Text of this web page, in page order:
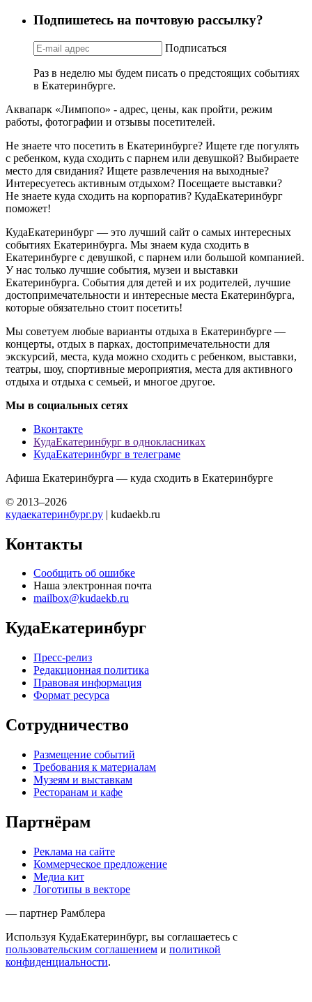
Подпишетесь на почтовую рассылку?
Подписаться
Раз в неделю мы будем писать о предстоящих событиях
в Екатеринбурге.
Аквапарк «Лимпопо» - адрес, цены, как пройти, режим
работы, фотографии и отзывы посетителей.
Не знаете что посетить в Екатеринбурге? Ищете где погулять
с ребенком, куда сходить с парнем или девушкой? Выбираете
место для свидания? Ищете развлечения на выходные?
Интересуетесь активным отдыхом? Посещаете выставки?
Не знаете куда сходить на корпоратив? КудаЕкатеринбург
поможет!
КудаЕкатеринбург — это лучший сайт о самых интересных
событиях Екатеринбурга. Мы знаем куда сходить в
Екатеринбурге с девушкой, с парнем или большой компанией.
У нас только лучшие события, музеи и выставки
Екатеринбурга. События для детей и их родителей, лучшие
достопримечательности и интересные места Екатеринбурга,
которые обязательно стоит посетить!
Мы советуем любые варианты отдыха в Екатеринбурге —
концерты, отдых в парках, достопримечательности для
экскурсий, места, куда можно сходить с ребенком, выставки,
театры, шоу, спортивные мероприятия, места для активного
отдыха и отдыха с семьей, и многое другое.
Мы в социальных сетях
Вконтакте
КудаЕкатеринбург в однокласниках
КудаЕкатеринбург в телеграме
Афиша Екатеринбурга — куда сходить в Екатеринбурге
© 2013–2026
кудаекатеринбург.ру | kudaekb.ru
Контакты
Сообщить об ошибке
Наша электронная почта
mailbox@kudaekb.ru
КудаЕкатеринбург
Пресс-релиз
Редакционная политика
Правовая информация
Формат ресурса
Сотрудничество
Размещение событий
Требования к материалам
Музеям и выставкам
Ресторанам и кафе
Партнёрам
Реклама на сайте
Коммерческое предложение
Медиа кит
Логотипы в векторе
— партнер Рамблера
Используя КудаЕкатеринбург, вы соглашаетесь с
пользовательским соглашением и политикой
конфиденциальности.